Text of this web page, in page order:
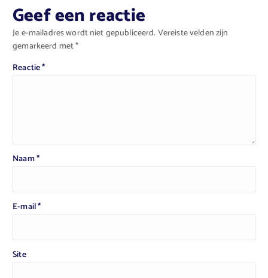
Geef een reactie
Je e-mailadres wordt niet gepubliceerd. Vereiste velden zijn
gemarkeerd met*
Reactie*
Naam*
E-mail*
Site